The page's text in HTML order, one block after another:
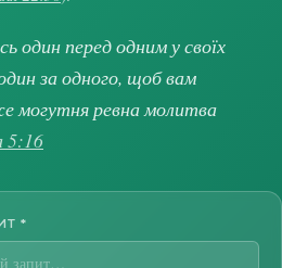
один перед одним у своїх
за одного, щоб вам
могутня ревна молитва
5:16
*